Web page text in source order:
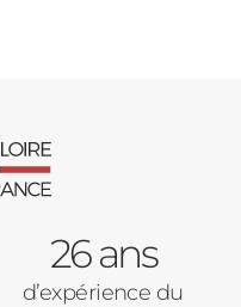
26 ans
d’expérience du